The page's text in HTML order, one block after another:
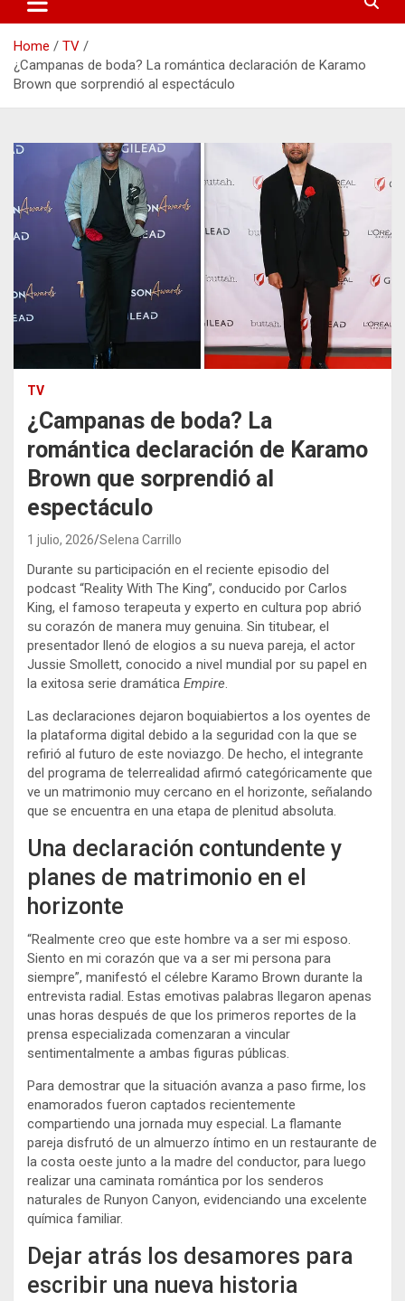
Home
TV
¿Campanas de boda? La romántica declaración de Karamo
Brown que sorprendió al espectáculo
TV
¿Campanas de boda? La
romántica declaración de Karamo
Brown que sorprendió al
espectáculo
1 julio, 2026 Selena Carrillo
Durante su participación en el reciente episodio del
podcast “Reality With The King”, conducido por Carlos
King, el famoso terapeuta y experto en cultura pop abrió
su corazón de manera muy genuina. Sin titubear, el
presentador llenó de elogios a su nueva pareja, el actor
Jussie Smollett, conocido a nivel mundial por su papel en
la exitosa serie dramática Empire.
Las declaraciones dejaron boquiabiertos a los oyentes de
la plataforma digital debido a la seguridad con la que se
refirió al futuro de este noviazgo. De hecho, el integrante
del programa de telerrealidad afirmó categóricamente que
ve un matrimonio muy cercano en el horizonte, señalando
que se encuentra en una etapa de plenitud absoluta.
Una declaración contundente y
planes de matrimonio en el
horizonte
“Realmente creo que este hombre va a ser mi esposo.
Siento en mi corazón que va a ser mi persona para
siempre”, manifestó el célebre Karamo Brown durante la
entrevista radial. Estas emotivas palabras llegaron apenas
unas horas después de que los primeros reportes de la
prensa especializada comenzaran a vincular
sentimentalmente a ambas figuras públicas.
Para demostrar que la situación avanza a paso firme, los
enamorados fueron captados recientemente
compartiendo una jornada muy especial. La flamante
pareja disfrutó de un almuerzo íntimo en un restaurante de
la costa oeste junto a la madre del conductor, para luego
realizar una caminata romántica por los senderos
naturales de Runyon Canyon, evidenciando una excelente
química familiar.
Dejar atrás los desamores para
escribir una nueva historia